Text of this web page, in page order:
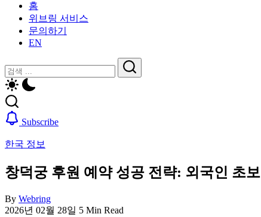
험,
의
료
및
일
상
생
WeBring
제
가
이
드
—
비
자,
험,
료
일
상
홈
위브링 서비스
문의하기
EN
닫
기
검
색
검
Subscribe
한국 정보
창덕궁 후원 예약 성공 전략: 외국인 초
By Webring
2026년 02월 28일 5 Min Read